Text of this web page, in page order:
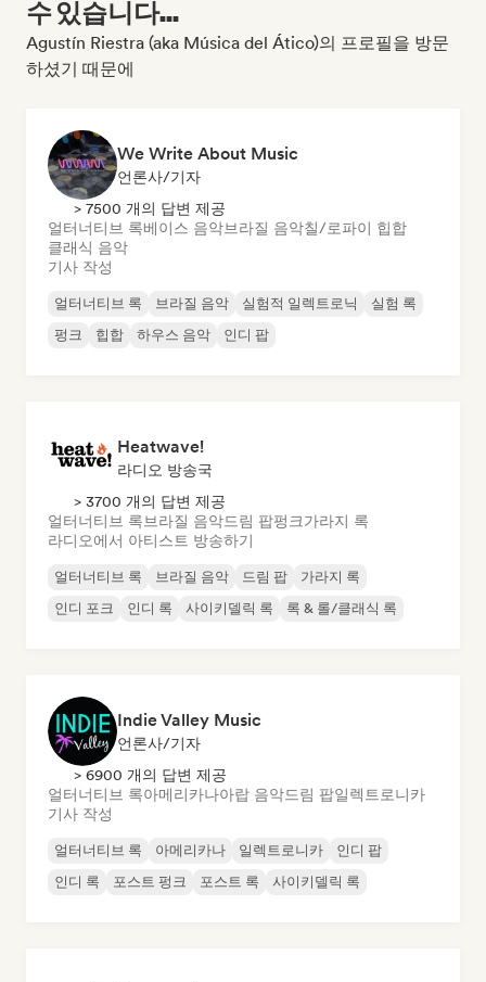
수 있습니다...
Agustín Riestra (aka Música del Ático)의 프로필을 방문
하셨기 때문에
We Write About Music
언론사/기자
> 7500 개의 답변 제공
얼터너티브 록베이스 음악브라질 음악칠/로파이 힙합
클래식 음악
기사 작성
얼터너티브 록 브라질 음악 실험적 일렉트로닉
실험 록
펑크
힙합 하우스 음악 인디 팝
Heatwave!
라디오 방송국
> 3700 개의 답변 제공
얼터너티브 록브라질 음악드림 팝펑크가라지 록
라디오에서 아티스트 방송하기
얼터너티브 록 브라질 음악 드림 팝
가라지 록
인디 포크
인디 록 사이키델릭 록 록 & 롤/클래식 록
Indie Valley Music
언론사/기자
> 6900 개의 답변 제공
얼터너티브 록아메리카나아랍 음악드림 팝일렉트로니카
기사 작성
얼터너티브 록 아메리카나 일렉트로니카
인디 팝
인디 록
포스트 펑크 포스트 록 사이키델릭 록